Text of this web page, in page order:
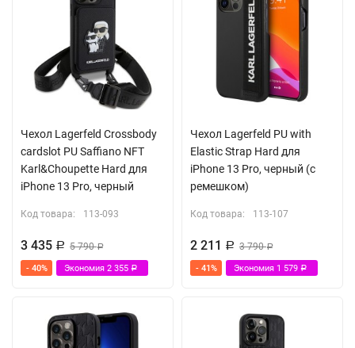
Чехол Lagerfeld Crossbody
cardslot PU Saffiano NFT
Karl&Choupette Hard для
iPhone 13 Pro, черный
Код товара: 113-093
3 435 Р 5 790Р
- 40% Экономия 2 355 Р
Чехол Lagerfeld PU with
Elastic Strap Hard для
iPhone 13 Pro, черный (с
ремешком)
Код товара: 113-107
2 211 Р 3 790Р
- 41% Экономия 1 579 Р